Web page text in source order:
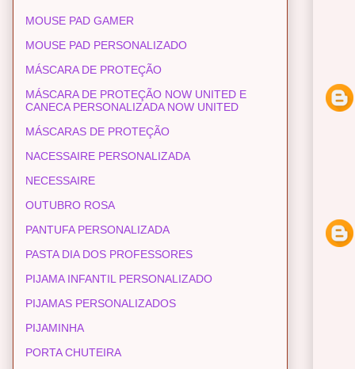
MOUSE PAD GAMER
MOUSE PAD PERSONALIZADO
MÁSCARA DE PROTEÇÃO
MÁSCARA DE PROTEÇÃO NOW UNITED E
CANECA PERSONALIZADA NOW UNITED
MÁSCARAS DE PROTEÇÃO
NACESSAIRE PERSONALIZADA
NECESSAIRE
OUTUBRO ROSA
PANTUFA PERSONALIZADA
PASTA DIA DOS PROFESSORES
PIJAMA INFANTIL PERSONALIZADO
PIJAMAS PERSONALIZADOS
PIJAMINHA
PORTA CHUTEIRA